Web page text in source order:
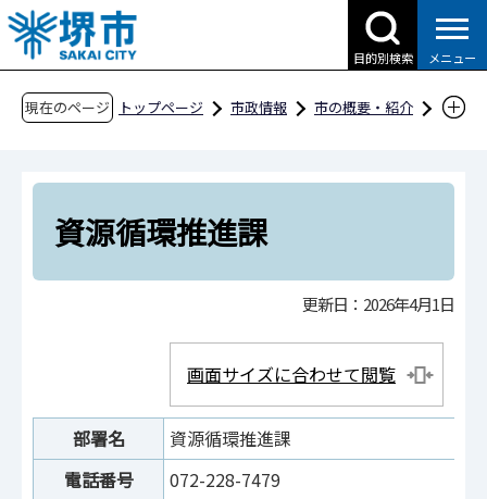
こ
の
ペ
目的別検索 メニュー
現在のページ トップページ 市政情報
市の概要・紹介
環境事業部
資源循環推進課
資源循環推進課
更新日：2026年4月1日
画面サイズに合わせて閲覧
部署名
資源循環推進課
電話番号
072-228-7479